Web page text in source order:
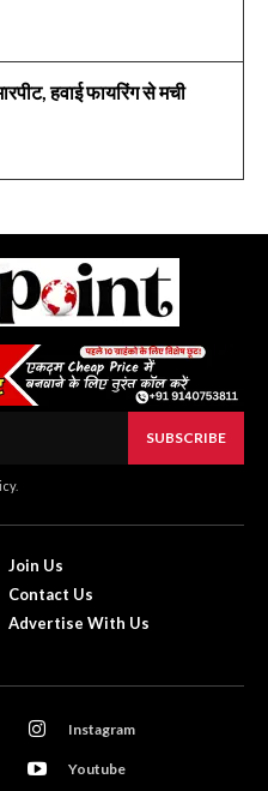
हवाई फायरिंग से मची
SUBSCRIBE
.
Join Us
Contact Us
Advertise With Us
Instagram
Youtube